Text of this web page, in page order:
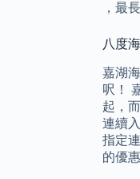
，最
八度
嘉湖
呎！
起，
連續
指定
的優